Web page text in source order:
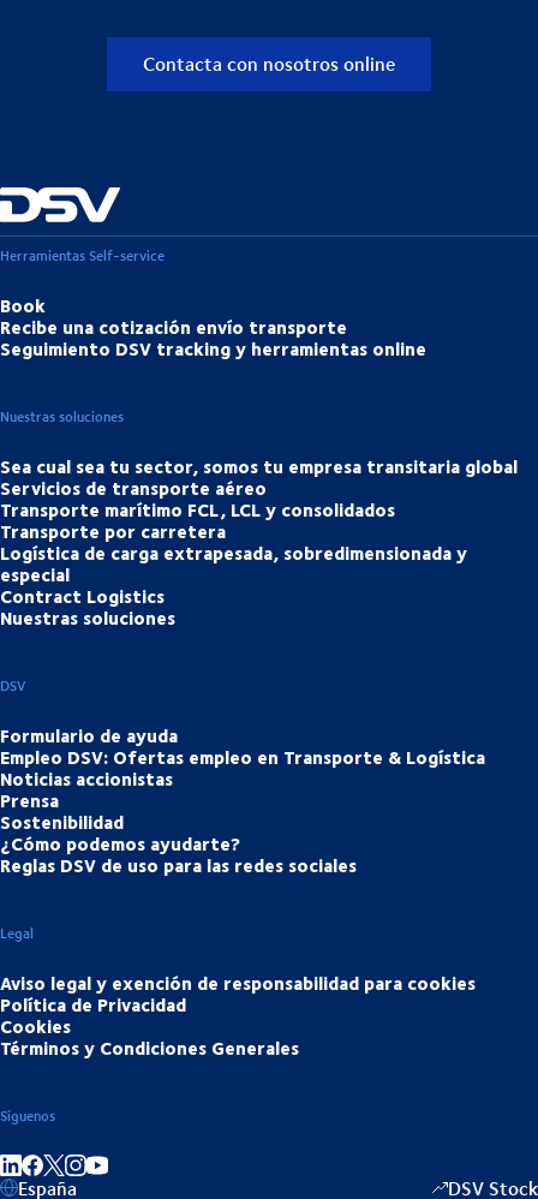
Contacta con nosotros online
Herramientas Self-service
Book
Recibe una cotización envío transporte
Seguimiento DSV tracking y herramientas online
Nuestras soluciones
Sea cual sea tu sector, somos tu empresa transitaria global
Servicios de transporte aéreo
Transporte marítimo FCL, LCL y consolidados
Transporte por carretera
Logística de carga extrapesada, sobredimensionada y
especial
Contract Logistics
Nuestras soluciones
DSV
Formulario de ayuda
Empleo DSV: Ofertas empleo en Transporte & Logística
Noticias accionistas
Prensa
Sostenibilidad
¿Cómo podemos ayudarte?
Reglas DSV de uso para las redes sociales
Legal
Aviso legal y exención de responsabilidad para cookies
Política de Privacidad
Cookies
Términos y Condiciones Generales
Síguenos
Compartir en linkedIn
Compartir en Facebook
Compartir en Instagram
España DSV Stock